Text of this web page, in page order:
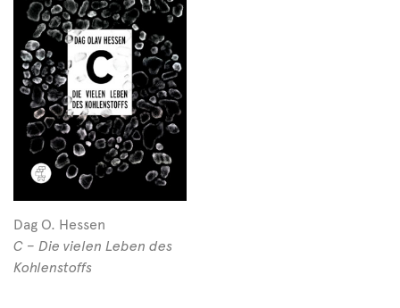
Dag O. Hessen
C – Die vielen Leben des
Kohlenstoffs